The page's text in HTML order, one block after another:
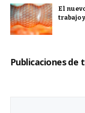
El
trabajo
Publicaciones de